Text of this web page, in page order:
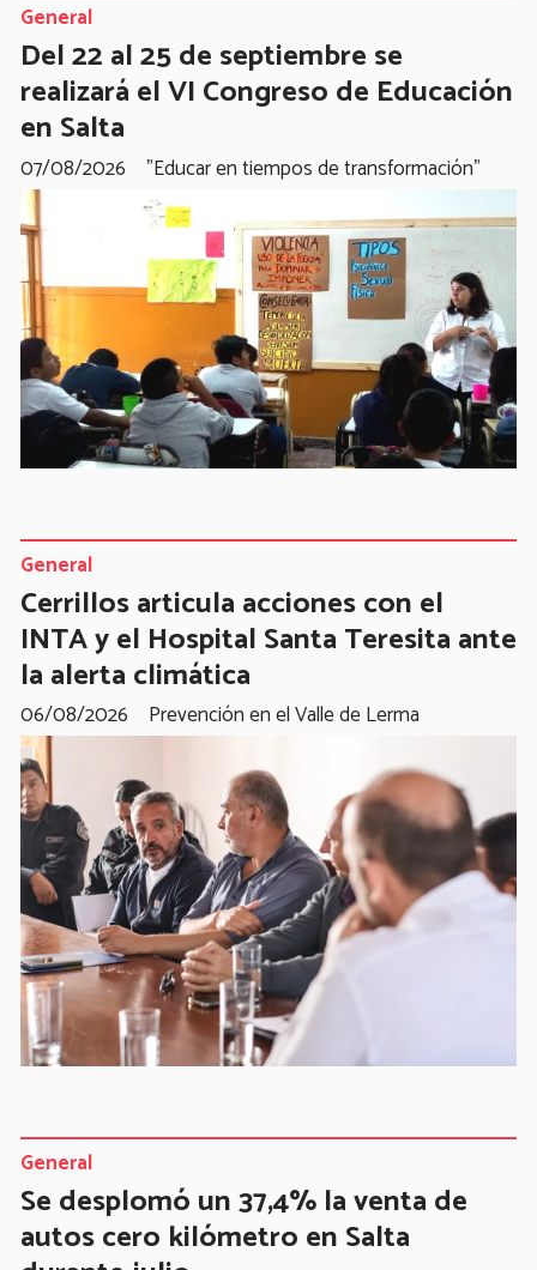
Del 22 al 25 de septiembre se
realizará el VI Congreso de Educación
en Salta
"Educar en tiempos de transformación"
General
07/08/2026
Cerrillos articula acciones con el
INTA y el Hospital Santa Teresita ante
la alerta climática
Prevención en el Valle de Lerma
General
06/08/2026
Se desplomó un 37,4% la venta de
autos cero kilómetro en Salta
General